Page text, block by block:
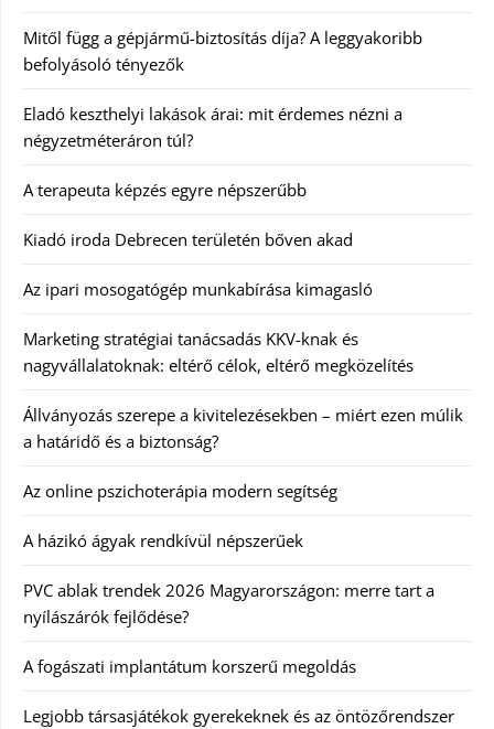
Mitől függ a gépjármű-biztosítás díja? A leggyakoribb
befolyásoló tényezők
Eladó keszthelyi lakások árai: mit érdemes nézni a
négyzetméteráron túl?
A terapeuta képzés egyre népszerűbb
Kiadó iroda Debrecen területén bőven akad
Az ipari mosogatógép munkabírása kimagasló
Marketing stratégiai tanácsadás KKV-knak és
nagyvállalatoknak: eltérő célok, eltérő megközelítés
Állványozás szerepe a kivitelezésekben – miért ezen múlik
a határidő és a biztonság?
Az online pszichoterápia modern segítség
A házikó ágyak rendkívül népszerűek
PVC ablak trendek 2026 Magyarországon: merre tart a
nyílászárók fejlődése?
A fogászati implantátum korszerű megoldás
Legjobb társasjátékok gyerekeknek és az öntözőrendszer